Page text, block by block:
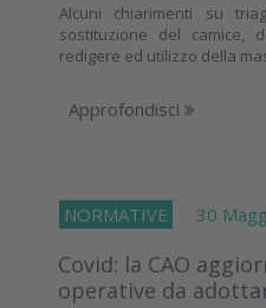
Alcuni chiarimenti su
sostituzione del camice,
redigere ed utilizzo della
Approfondisci
NORMATIVE 30
Covid: la CAO
operative da